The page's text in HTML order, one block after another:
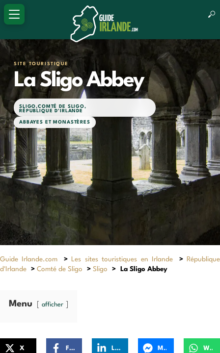
SITE TOURISTIQUE
La Sligo Abbey
SLIGO,COMTÉ DE SLIGO,
RÉPUBLIQUE D'IRLANDE
ABBAYES ET MONASTÈRES
Guide Irlande.com > Les sites touristiques en Irlande >
République
d'Irlande
> Comté de Sligo > Sligo > La Sligo Abbey
Menu afficher
X Facebook LinkedIn Messenger WhatsApp